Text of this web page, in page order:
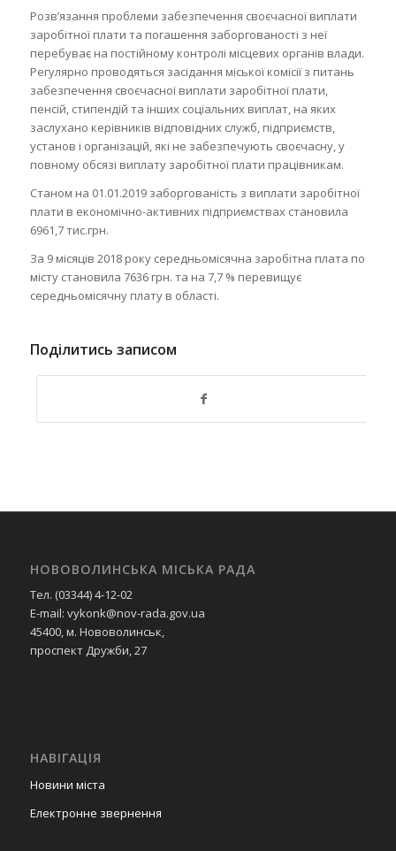
Розв’язання проблеми забезпечення своєчасної виплати
заробітної плати та погашення заборгованості з неї
перебуває на постійному контролі місцевих органів влади.
Регулярно проводяться засідання міської комісії з питань
забезпечення своєчасної виплати заробітної плати,
пенсій, стипендій та інших соціальних виплат, на яких
заслухано керівників відповідних служб, підприємств,
установ і організацій, які не забезпечують своєчасну, у
повному обсязі виплату заробітної плати працівникам.
Станом на 01.01.2019 заборгованість з виплати заробітної
плати в економічно-активних підприємствах становила
6961,7 тис.грн.
За 9 місяців 2018 року середньомісячна заробітна плата по
місту становила 7636 грн. та на 7,7 % перевищує
середньомісячну плату в області.
Поділитись записом
НОВОВОЛИНСЬКА МІСЬКА РАДА
Тел. (03344) 4-12-02
E-mail: vykonk@nov-rada.gov.ua
45400, м. Нововолинськ,
проспект Дружби, 27
НАВІГАЦІЯ
Новини міста
Електронне звернення